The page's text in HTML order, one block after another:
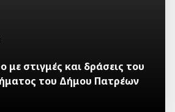
στιγμές και δράσεις του
του Δήμου Πατρέων